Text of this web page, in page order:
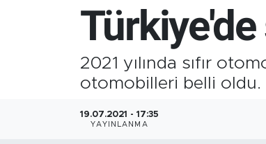
Türkiye'de
2021 yılında sıfır
otomobilleri belli oldu.
19.07.2021 - 17:35
YAYINLANMA